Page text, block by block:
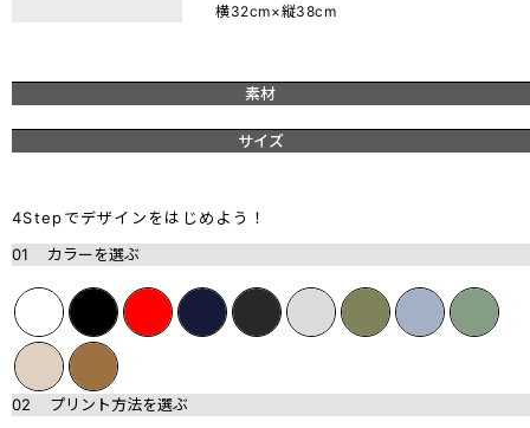
横32cm×縦38cm
素材
サイズ
4Stepでデザインをはじめよう！
01
カラーを選ぶ
02 プリント方法を選ぶ